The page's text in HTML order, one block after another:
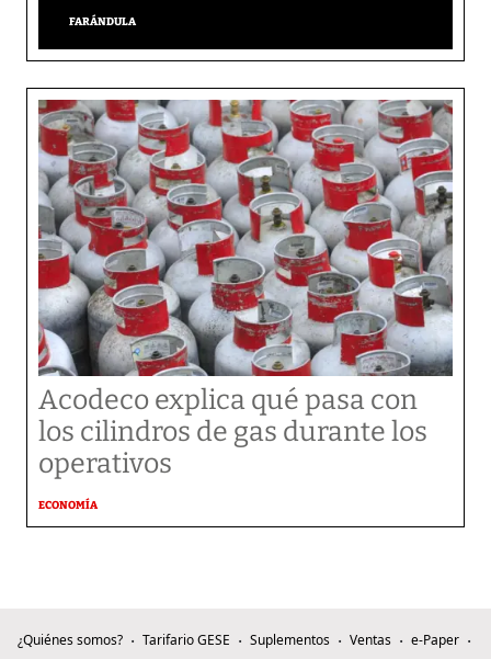
FARÁNDULA
Acodeco explica qué pasa con
los cilindros de gas durante los
operativos
ECONOMÍA
¿Quiénes somos? Tarifario GESE Suplementos Ventas
e-Paper